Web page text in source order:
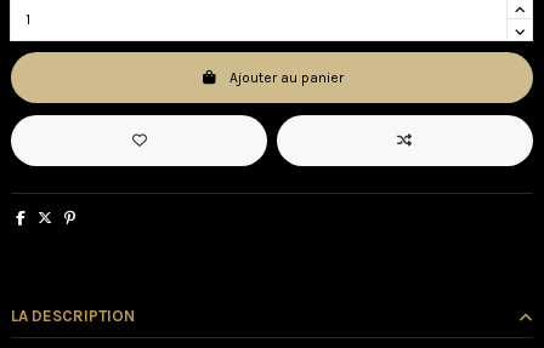
Ajouter au panier
LA DESCRIPTION